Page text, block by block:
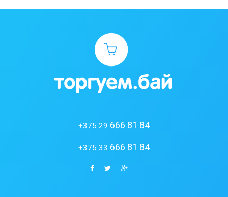
+375 29 666 81 84
+375 33 666 81 84